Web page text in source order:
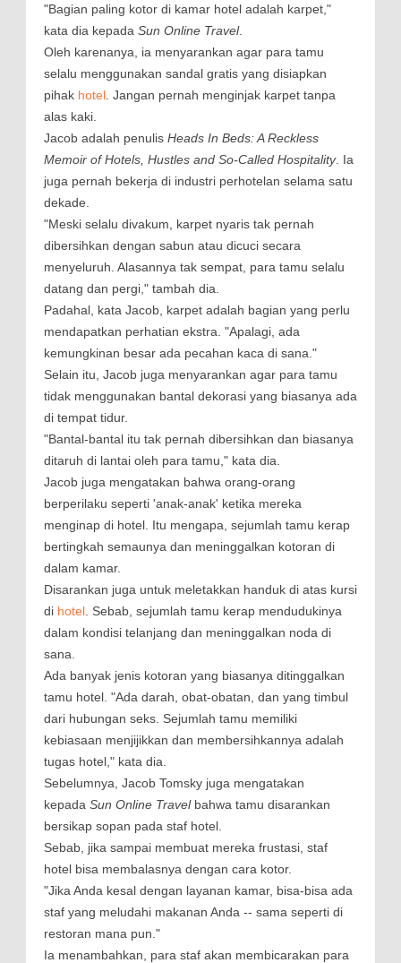
"Bagian paling kotor di kamar hotel adalah karpet,"
kata dia kepada Sun Online Travel.
Oleh karenanya, ia menyarankan agar para tamu
selalu menggunakan sandal gratis yang disiapkan
pihak hotel . Jangan pernah menginjak karpet tanpa
alas kaki.
Jacob adalah penulis Heads In Beds: A Reckless
Memoir of Hotels, Hustles and So-Called Hospitality. Ia
juga pernah bekerja di industri perhotelan selama satu
dekade.
"Meski selalu divakum, karpet nyaris tak pernah
dibersihkan dengan sabun atau dicuci secara
menyeluruh. Alasannya tak sempat, para tamu selalu
datang dan pergi," tambah dia.
Padahal, kata Jacob, karpet adalah bagian yang perlu
mendapatkan perhatian ekstra. "Apalagi, ada
kemungkinan besar ada pecahan kaca di sana."
Selain itu, Jacob juga menyarankan agar para tamu
tidak menggunakan bantal dekorasi yang biasanya ada
di tempat tidur.
"Bantal-bantal itu tak pernah dibersihkan dan biasanya
ditaruh di lantai oleh para tamu," kata dia.
Jacob juga mengatakan bahwa orang-orang
berperilaku seperti 'anak-anak' ketika mereka
menginap di hotel. Itu mengapa, sejumlah tamu kerap
bertingkah semaunya dan meninggalkan kotoran di
dalam kamar.
Disarankan juga untuk meletakkan handuk di atas kursi
di hotel . Sebab, sejumlah tamu kerap mendudukinya
dalam kondisi telanjang dan meninggalkan noda di
sana.
Ada banyak jenis kotoran yang biasanya ditinggalkan
tamu hotel. "Ada darah, obat-obatan, dan yang timbul
dari hubungan seks. Sejumlah tamu memiliki
kebiasaan menjijikkan dan membersihkannya adalah
tugas hotel," kata dia.
Sebelumnya, Jacob Tomsky juga mengatakan
kepada Sun Online Travelbahwa tamu disarankan
bersikap sopan pada staf hotel.
Sebab, jika sampai membuat mereka frustasi, staf
hotel bisa membalasnya dengan cara kotor.
"Jika Anda kesal dengan layanan kamar, bisa-bisa ada
staf yang meludahi makanan Anda -- sama seperti di
restoran mana pun."
Ia menambahkan, para staf akan membicarakan para